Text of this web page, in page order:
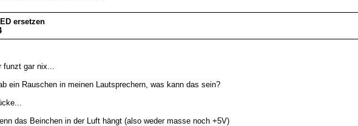
ersetzen
gar nix...
ein Rauschen in meinen Lautsprechern, was kann das sein?
das Beinchen in der Luft hängt (also weder masse noch +5V)